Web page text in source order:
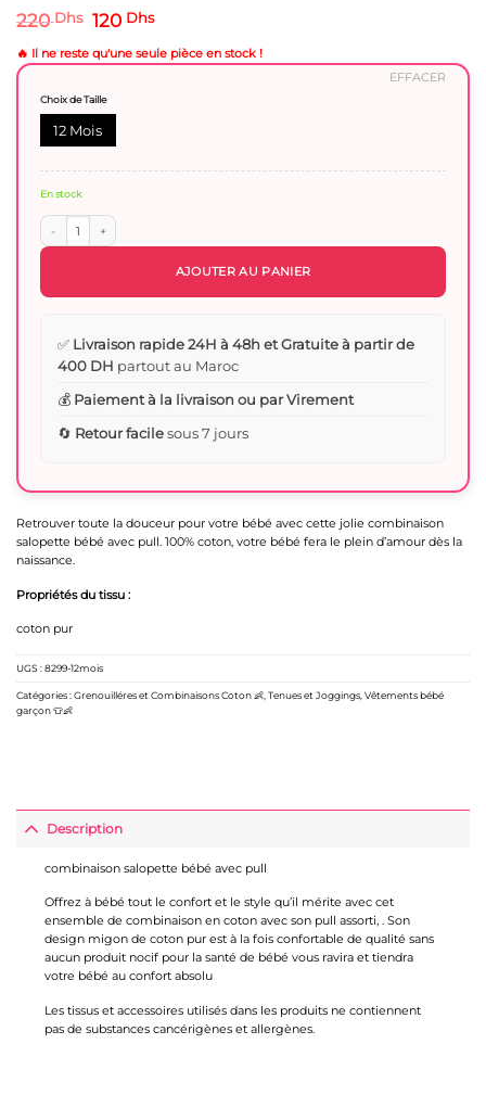
220Dhs Le
initial
était :
120 DhsLe
actuel
est :
Retrouver toute la douceur pour votre bébé avec cette jolie combinaison
salopette bébé avec pull. 100% coton, votre bébé fera le plein d’amour dès la
naissance.
Propriétés du tissu :
coton pur
🔥 Il ne reste qu'une seule pièce en stock !
Choix de Taille
12 Mois
EFFACER
En stock
quantité de combinaison salopette bébé avec pull
AJOUTER AU PANIER
✅ Livraison rapide 24H à 48h et Gratuite à partir de
400 DH partout au Maroc
💰 Paiement à la livraison ou par Virement
🔄 Retour facilesous 7 jours
UGS :8299-12mois
Catégories :Grenouilléres et Combinaisons Coton 👶 Tenues et Joggings Vêtements bébé
garçon 👕👶
Description
combinaison salopette bébé avec pull
Offrez à bébé tout le confort et le style qu’il mérite avec cet
ensemble de combinaison en coton avec son pull assorti, . Son
design migon de coton pur est à la fois confortable de qualité sans
aucun produit nocif pour la santé de bébé vous ravira et tiendra
votre bébé au confort absolu
Les tissus et accessoires utilisés dans les produits ne contiennent
pas de substances cancérigènes et allergènes.